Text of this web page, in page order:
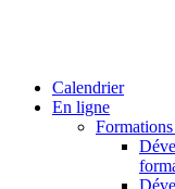
Calendrier
En ligne